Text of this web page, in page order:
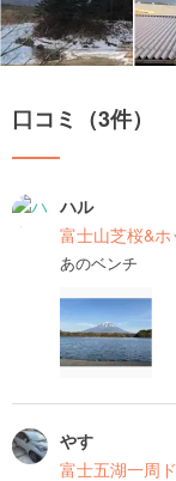
口コミ（3件）
ハル
富士山芝桜&
あのベンチ
やす
富士五湖一周